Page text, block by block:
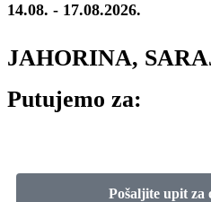
14.08. - 17.08.2026.
JAHORINA,
Putujemo za:
Pošaljite upit za